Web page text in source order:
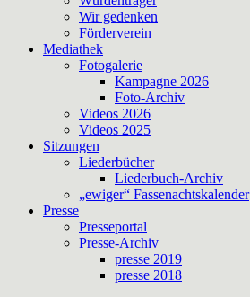
Wir gedenken
Förderverein
Mediathek
Fotogalerie
Kampagne 2026
Foto-Archiv
Videos 2026
Videos 2025
Sitzungen
Liederbücher
Liederbuch-Archiv
„ewiger“ Fassenachtskalender
Presse
Presseportal
Presse-Archiv
presse 2019
presse 2018